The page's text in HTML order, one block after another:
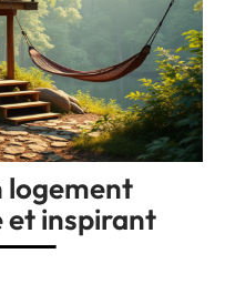
logement
et inspirant